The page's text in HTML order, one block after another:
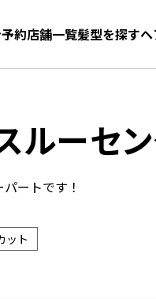
約店舗一覧髪型を探す
ルーセ
ートです！
ット